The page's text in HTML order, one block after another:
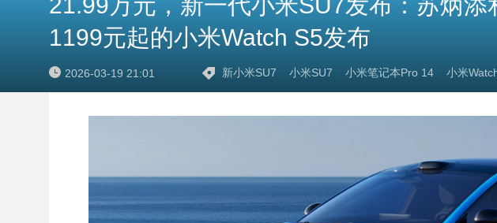
1199元起的小米Watch S5发布
2026-03-19 21:01 新小米SU7 小米SU7 小米笔记本Pro 14 小米